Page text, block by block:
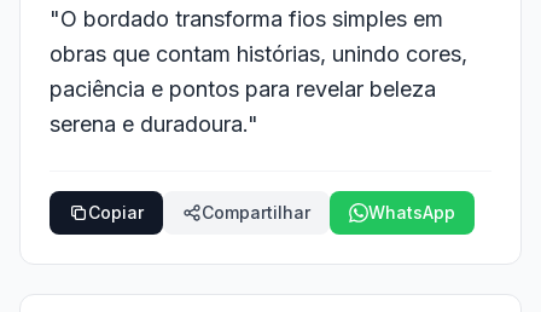
"O bordado transforma fios simples em
obras que contam histórias, unindo cores,
paciência e pontos para revelar beleza
serena e duradoura."
Copiar Compartilhar WhatsApp